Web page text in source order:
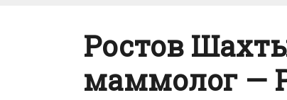
Ростов
маммолог —